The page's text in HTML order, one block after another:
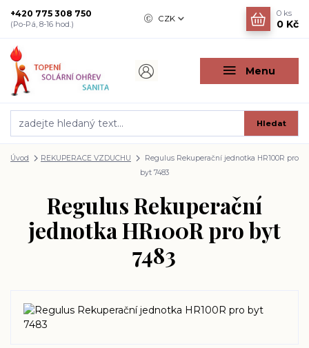
Menu
CZK
Hledat
+420 775 308 750
(Po-Pá, 8-16 hod.)
0 ks
0 Kč
Úvod REKUPERACE VZDUCHU
Regulus Rekuperační jednotka HR100R pro
byt 7483
Regulus Rekuperační
jednotka HR100R pro byt
7483